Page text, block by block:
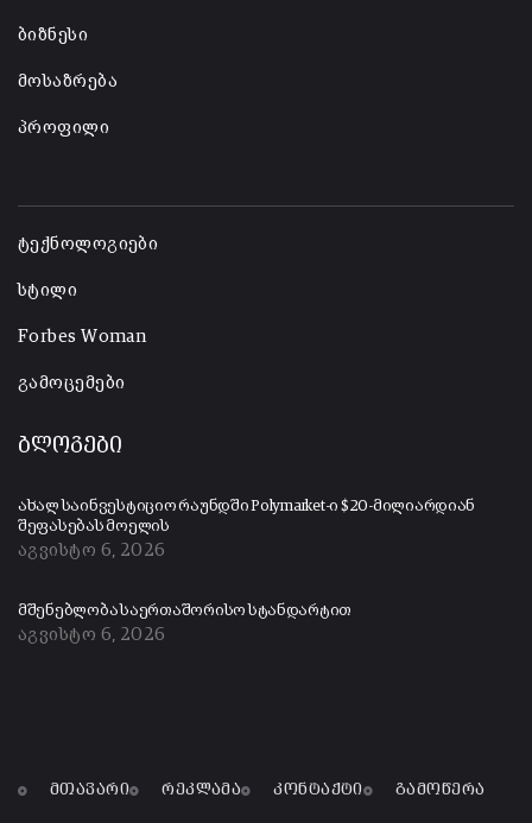
ბიზნესი
მოსაზრება
პროფილი
ტექნოლოგიები
სტილი
Forbes Woman
გამოცემები
ბლოგები
ახალ საინვესტიციო რაუნდში Polymarket-ი $20-მილიარდიან
შეფასებას მოელის
აგვისტო 6, 2026
მშენებლობა საერთაშორისო სტანდარტით
აგვისტო 6, 2026
მთავარი რეკლამა კონტაქტი გამოწერა